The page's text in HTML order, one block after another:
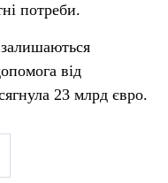
потреби.
від
23 млрд євро.